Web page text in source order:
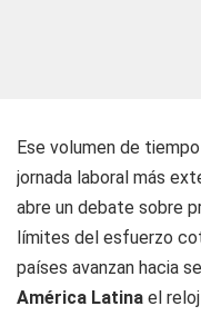
Ese volumen de
jornada laboral más
abre un debate sobre
límites del esfuerzo
países avanzan hacia
América Latina el